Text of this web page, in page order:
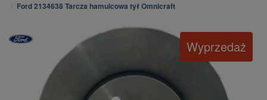
Ford 2134638 Tarcza hamulcowa tył Omnicraft
Wyprzedaż